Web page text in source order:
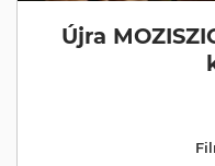
Újra